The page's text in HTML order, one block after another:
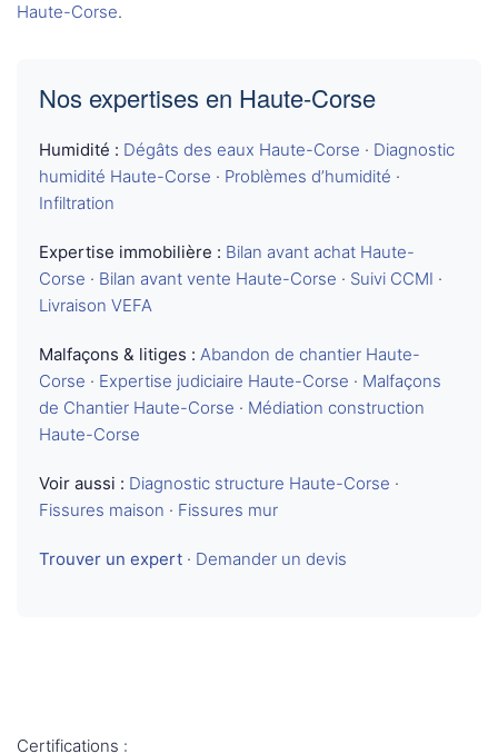
Haute-Corse.
Nos expertises en Haute-Corse
Humidité : Dégâts des eaux Haute-Corse · Diagnostic
humidité Haute-Corse · Problèmes d’humidité ·
Infiltration
Expertise immobilière : Bilan avant achat Haute-
Corse · Bilan avant vente Haute-Corse · Suivi CCMI ·
Livraison VEFA
Malfaçons & litiges : Abandon de chantier Haute-
Corse · Expertise judiciaire Haute-Corse · Malfaçons
de Chantier Haute-Corse · Médiation construction
Haute-Corse
Voir aussi : Diagnostic structure Haute-Corse ·
Fissures maison · Fissures mur
Trouver un expert · Demander un devis
Certifications :